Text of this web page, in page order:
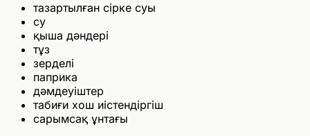
тазартылған сірке суы
су
қыша дәндері
тұз
зерделі
паприка
дәмдеуіштер
табиғи хош иістендіргіш
сарымсақ ұнтағы